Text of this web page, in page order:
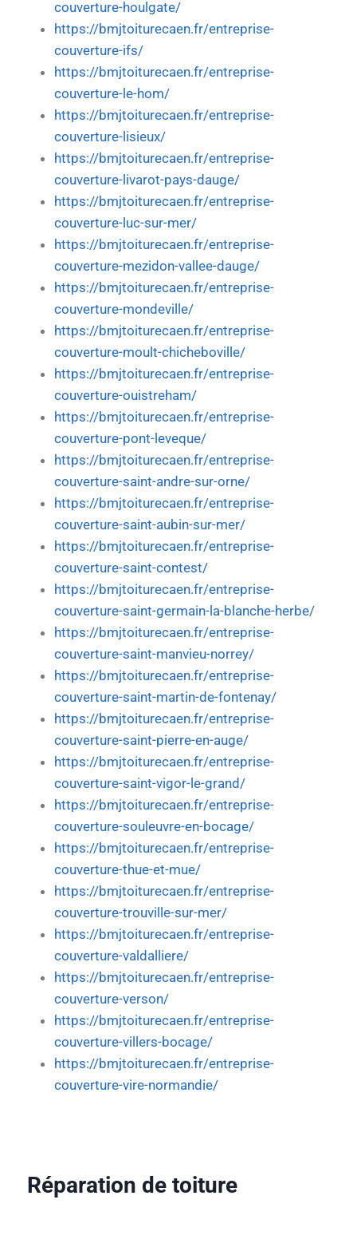
couverture-houlgate/
https://bmjtoiturecaen.fr/entreprise-
couverture-ifs/
https://bmjtoiturecaen.fr/entreprise-
couverture-le-hom/
https://bmjtoiturecaen.fr/entreprise-
couverture-lisieux/
https://bmjtoiturecaen.fr/entreprise-
couverture-livarot-pays-dauge/
https://bmjtoiturecaen.fr/entreprise-
couverture-luc-sur-mer/
https://bmjtoiturecaen.fr/entreprise-
couverture-mezidon-vallee-dauge/
https://bmjtoiturecaen.fr/entreprise-
couverture-mondeville/
https://bmjtoiturecaen.fr/entreprise-
couverture-moult-chicheboville/
https://bmjtoiturecaen.fr/entreprise-
couverture-ouistreham/
https://bmjtoiturecaen.fr/entreprise-
couverture-pont-leveque/
https://bmjtoiturecaen.fr/entreprise-
couverture-saint-andre-sur-orne/
https://bmjtoiturecaen.fr/entreprise-
couverture-saint-aubin-sur-mer/
https://bmjtoiturecaen.fr/entreprise-
couverture-saint-contest/
https://bmjtoiturecaen.fr/entreprise-
couverture-saint-germain-la-blanche-herbe/
https://bmjtoiturecaen.fr/entreprise-
couverture-saint-manvieu-norrey/
https://bmjtoiturecaen.fr/entreprise-
couverture-saint-martin-de-fontenay/
https://bmjtoiturecaen.fr/entreprise-
couverture-saint-pierre-en-auge/
https://bmjtoiturecaen.fr/entreprise-
couverture-saint-vigor-le-grand/
https://bmjtoiturecaen.fr/entreprise-
couverture-souleuvre-en-bocage/
https://bmjtoiturecaen.fr/entreprise-
couverture-thue-et-mue/
https://bmjtoiturecaen.fr/entreprise-
couverture-trouville-sur-mer/
https://bmjtoiturecaen.fr/entreprise-
couverture-valdalliere/
https://bmjtoiturecaen.fr/entreprise-
couverture-verson/
https://bmjtoiturecaen.fr/entreprise-
couverture-villers-bocage/
https://bmjtoiturecaen.fr/entreprise-
couverture-vire-normandie/
Réparation de toiture